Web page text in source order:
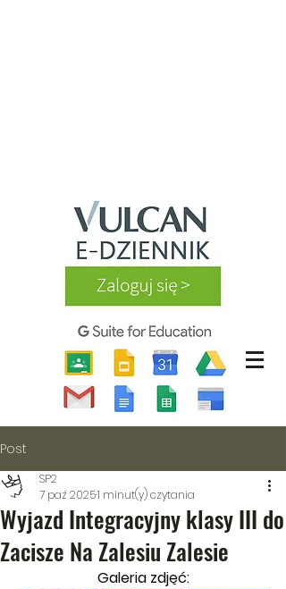
Post
Wyjazd Integracyjny klasy III do
Zacisze Na Zalesiu Zalesie
SP2
7 paź 20251 minut(y) czytania
Galeria zdjęć: